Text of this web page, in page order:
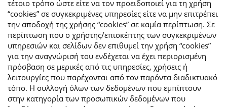
τέτοιο τρόπο ώστε είτε να τον προειδοποιεί για τη χρήση
“cookies” σε συγκεκριμένες υπηρεσίες είτε να μην επιτρέπει
την αποδοχή της χρήσης “cookies” σε καμία περίπτωση. Σε
περίπτωση που ο χρήστης/επισκέπτης των συγκεκριμένων
υπηρεσιών και σελίδων δεν επιθυμεί την χρήση “cookies”
για την αναγνώρισή του ενδέχεται να έχει περιορισμένη
πρόσβαση σε μερικές από τις υπηρεσίες, χρήσεις ή
λειτουργίες που παρέχονται από τον παρόντα διαδικτυακό
τόπο. Η συλλογή όλων των δεδομένων που εμπίπτουν
στην κατηγορία των προσωπικών δεδομένων που